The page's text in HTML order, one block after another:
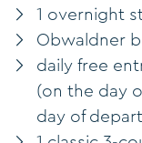
1 overnight
Obwaldner
daily free
(on the day
day of